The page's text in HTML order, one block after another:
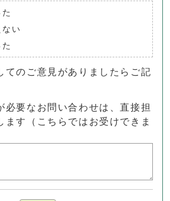
ない
てのご意見がありましたらご記
必要なお問い合わせは、直接担
ます（こちらではお受けできま